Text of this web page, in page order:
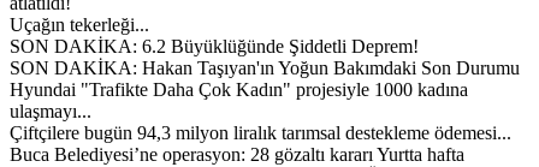
Uçağın tekerleği...
SON DAKİKA: 6.2 Büyüklüğünde Şiddetli Deprem!
SON DAKİKA: Hakan Taşıyan'ın Yoğun Bakımdaki Son Durumu
Hyundai "Trafikte Daha Çok Kadın" projesiyle 1000 kadına
ulaşmayı...
Çiftçilere bugün 94,3 milyon liralık tarımsal destekleme ödemesi...
Buca Belediyesi’ne operasyon: 28 gözaltı kararı Yurtta hafta